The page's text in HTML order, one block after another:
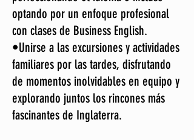
optando por un enfoque profesional
con clases de Business English.
•Unirse a las excursiones y actividades
familiares por las tardes, disfrutando
de momentos inolvidables en equipo y
explorando juntos los rincones más
fascinantes de Inglaterra.